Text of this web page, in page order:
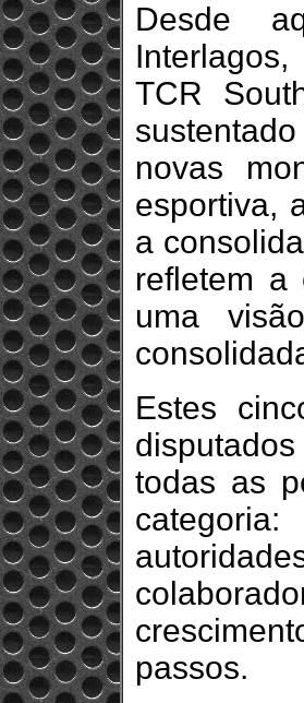
Desde
TCR
novas
esportiva,
a
refletem a
uma
Estes
todas as
passos.